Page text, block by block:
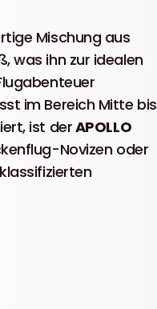
Mischung aus
was ihn zur idealen
im Bereich Mitte bis
ist derAPOLLO
Novizen oder